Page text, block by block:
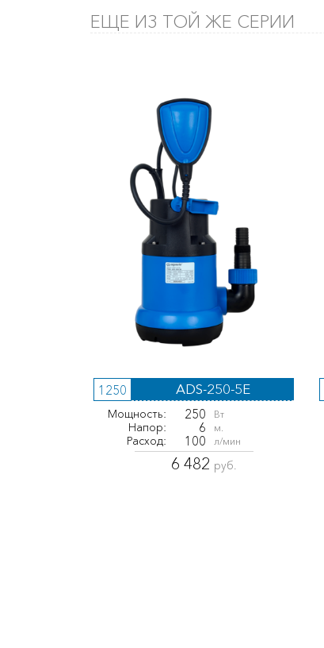
ЕЩЕ ИЗ ТОЙ ЖЕ СЕРИИ
1250 ADS-250-5E
Мощность: 250 Вт
Напор: 6 м.
Расход: 100 л/мин
6 482 руб.